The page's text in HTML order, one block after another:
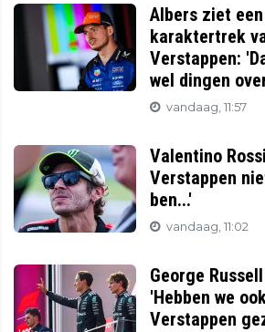
Albers ziet
karaktertrek
Verstappen:
wel dingen
vandaag, 11:57
Valentino
Verstappen
ben...'
vandaag, 11:02
George
'Hebben we
Verstappen